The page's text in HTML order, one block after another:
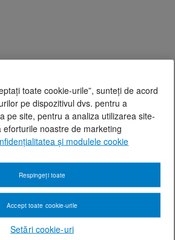
toate cookie-urile”, sunteți de acord
pe dispozitivul dvs. pentru a
pe site, pentru a analiza utilizarea site-
eforturile noastre de marketing
și modulele cookie
Setări cookie-uri
Respingeți toate
Accept toate cookie-urile